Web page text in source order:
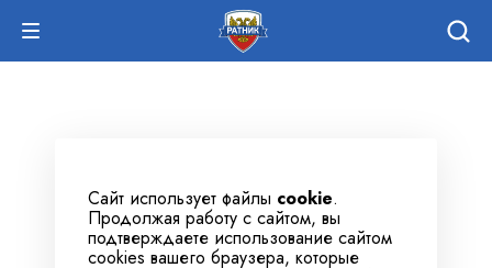
Сайт использует файлы cookie.
Продолжая работу с сайтом, вы
подтверждаете использование сайтом
cookies вашего браузера, которые